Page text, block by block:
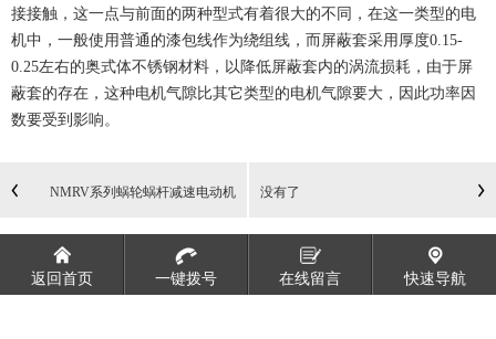
接接触，这一点与前面的两种型式有着很大的不同，在这一类型的电
机中，一般使用普通的漆包线作为绕组线，而屏蔽套采用厚度0.15-
0.25左右的奥式体不锈钢材料，以降低屏蔽套内的涡流损耗，由于屏
蔽套的存在，这种电机气隙比其它类型的电机气隙要大，因此功率因
数要受到影响。
NMRV系列蜗轮蜗杆减速电动机 没有了
返回首页 一键拨号 在线留言 快速导航